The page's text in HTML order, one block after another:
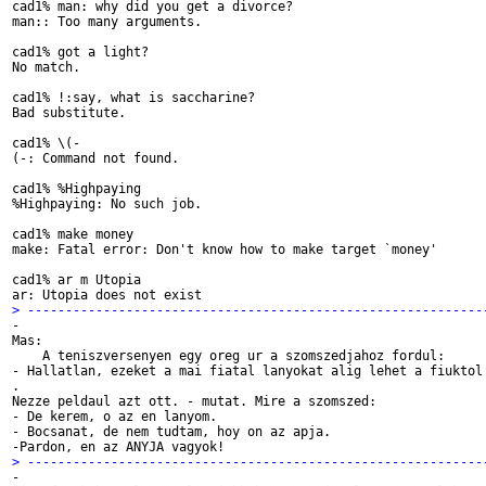
cad1% man: why did you get a divorce?
man:: Too many arguments.
cad1% got a light?
No match.
cad1% !:say, what is saccharine?
Bad substitute.
cad1% \(-
(-: Command not found.
cad1% %Highpaying
%Highpaying: No such job.
cad1% make money
make: Fatal error: Don't know how to make target `money'
cad1% ar m Utopia
>
-
Mas:
    A teniszversenyen egy oreg ur a szomszedjahoz fordul:
- Hallatlan, ezeket a mai fiatal lanyokat alig lehet a fiuktol
.
Nezze peldaul azt ott. - mutat. Mire a szomszed:
- De kerem, o az en lanyom.
- Bocsanat, de nem tudtam, hoy on az apja.
>
-